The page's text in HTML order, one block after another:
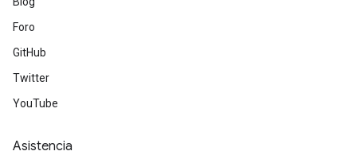
Foro
GitHub
Twitter
YouTube
Asistencia